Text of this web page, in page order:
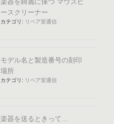
ースクリーナー
カテゴリ: リペア室通信
モデル名と製造番号の刻印
場所
カテゴリ: リペア室通信
楽器を送るときって…